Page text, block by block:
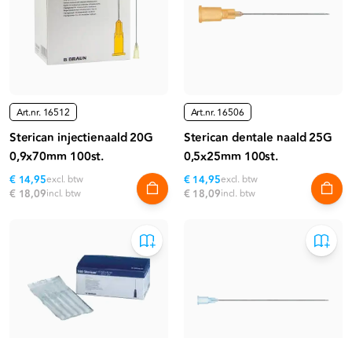
Art.nr. 16512
Sterican injectienaald 20G
0,9x70mm 100st.
€ 14,95excl. btw
€ 18,09incl. btw
Art.nr.16506
Sterican dentale naald 25G
0,5x25mm 100st.
€ 14,95excl. btw
€ 18,09incl. btw